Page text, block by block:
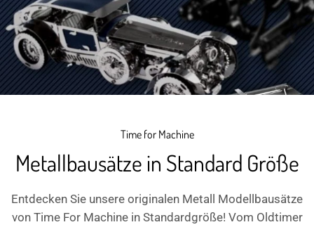
Time for Machine
Metallbausätze in Standard Größe
Entdecken Sie unsere originalen Metall Modellbausätze
von Time For Machine in Standardgröße! Vom Oldtimer